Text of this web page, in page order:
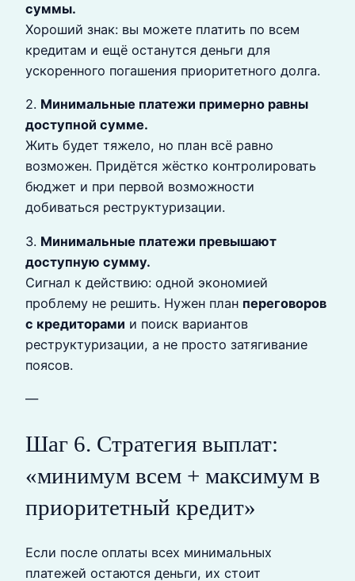
суммы.
Хороший знак: вы можете платить по всем
кредитам и ещё останутся деньги для
ускоренного погашения приоритетного долга.
2. Минимальные платежи примерно равны
доступной сумме.
Жить будет тяжело, но план всё равно
возможен. Придётся жёстко контролировать
бюджет и при первой возможности
добиваться реструктуризации.
3. Минимальные платежи превышают
доступную сумму.
Сигнал к действию: одной экономией
проблему не решить. Нужен план переговоров
с кредиторами и поиск вариантов
реструктуризации, а не просто затягивание
поясов.
—
Шаг 6. Стратегия выплат:
«минимум всем + максимум в
приоритетный кредит»
Если после оплаты всех минимальных
платежей остаются деньги, их стоит